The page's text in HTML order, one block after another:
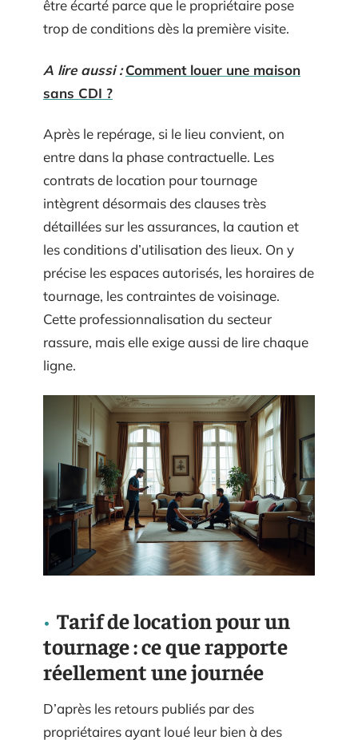
être écarté parce que le propriétaire pose
trop de conditions dès la première visite.
A lire aussi : Comment louer une maison
sans CDI ?
Après le repérage, si le lieu convient, on
entre dans la phase contractuelle. Les
contrats de location pour tournage
intègrent désormais des clauses très
détaillées sur les assurances, la caution et
les conditions d’utilisation des lieux. On y
précise les espaces autorisés, les horaires de
tournage, les contraintes de voisinage.
Cette professionnalisation du secteur
rassure, mais elle exige aussi de lire chaque
ligne.
Tarif de location pour un
tournage : ce que rapporte
réellement une journée
D’après les retours publiés par des
propriétaires ayant loué leur bien à des